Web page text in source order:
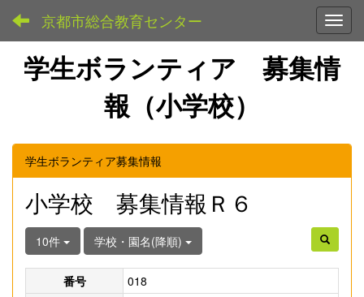
京都市総合教育センター
学生ボランティア 募集情
報（小学校）
学生ボランティア募集情報
小学校 募集情報Ｒ６
10件 学校・園名(降順)
番号
018